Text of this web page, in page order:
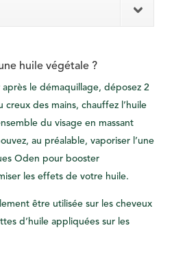
huile végétale ?
le démaquillage, déposez 2
creux des mains, chauffez l’huile
du visage en massant
au préalable, vaporiser l’une
Oden pour booster
les effets de votre huile.
être utilisée sur les cheveux
d’huile appliquées sur les